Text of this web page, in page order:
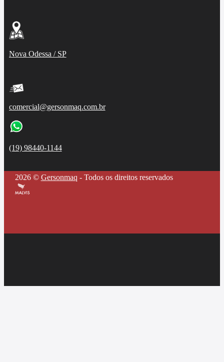
Nova Odessa / SP
comercial@gersonmaq.com.br
(19) 98440-1144
2026 © Gersonmaq - Todos os direitos reservados